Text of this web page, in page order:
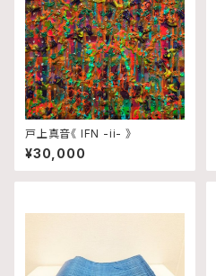
戸上真音《 IFN -ii- 》
¥30,000